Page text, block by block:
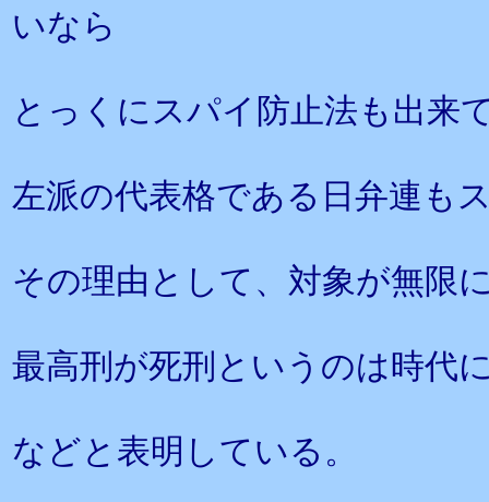
いなら
とっくにスパイ防止法も出来
左派の代表格である日弁連も
その理由として、対象が無限
最高刑が死刑というのは時代
などと表明している。